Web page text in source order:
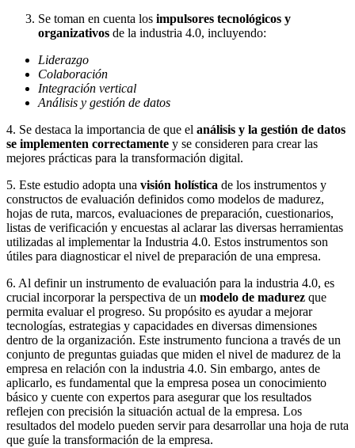
Se toman en cuenta los impulsores tecnológicos y
organizativos de la industria 4.0, incluyendo:
Liderazgo
Colaboración
Integración vertical
Análisis y gestión de datos
4. Se destaca la importancia de que el análisis y la gestión de datos
se implementen correctamente y se consideren para crear las
mejores prácticas para la transformación digital.
5. Este estudio adopta una visión holística de los instrumentos y
constructos de evaluación definidos como modelos de madurez,
hojas de ruta, marcos, evaluaciones de preparación, cuestionarios,
listas de verificación y encuestas al aclarar las diversas herramientas
utilizadas al implementar la Industria 4.0. Estos instrumentos son
útiles para diagnosticar el nivel de preparación de una empresa.
6. Al definir un instrumento de evaluación para la industria 4.0, es
crucial incorporar la perspectiva de un modelo de madurez que
permita evaluar el progreso. Su propósito es ayudar a mejorar
tecnologías, estrategias y capacidades en diversas dimensiones
dentro de la organización. Este instrumento funciona a través de un
conjunto de preguntas guiadas que miden el nivel de madurez de la
empresa en relación con la industria 4.0. Sin embargo, antes de
aplicarlo, es fundamental que la empresa posea un conocimiento
básico y cuente con expertos para asegurar que los resultados
reflejen con precisión la situación actual de la empresa. Los
resultados del modelo pueden servir para desarrollar una hoja de ruta
que guíe la transformación de la empresa.